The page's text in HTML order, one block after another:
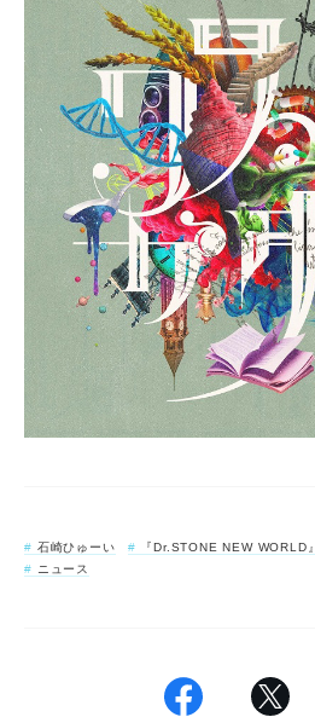
石崎ひゅーい 『Dr.STONE NEW WORLD』
ニュース